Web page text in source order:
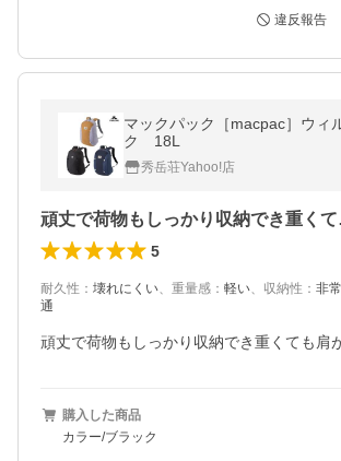
違反報告
マックパック［macpac］ウィ
ク 18L
秀岳荘Yahoo!店
頑丈
5
耐久性 ： 壊れにくい、 重量感 ： 軽い、 収納性 ： 非
通
頑丈で荷物もしっかり収納でき重くても肩
購入した商品
カラー/ブラック